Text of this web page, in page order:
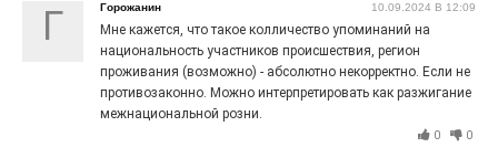
100 футов под килем!
«С ними дядька Черномор»
Г Горожанин 10.09.2024 В 12:09
Мне кажется, что такое колличество упоминаний на
национальность участников происшествия, регион
проживания (возможно) - абсолютно некорректно. Если не
противозаконно. Можно интерпретировать как разжигание
межнациональной розни.
0 0